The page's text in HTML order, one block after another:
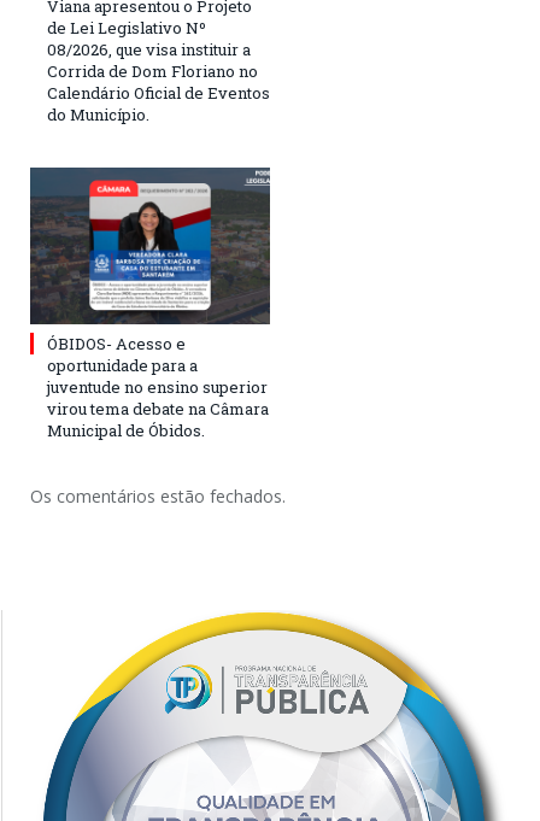
Viana apresentou o Projeto
de Lei Legislativo Nº
08/2026, que visa instituir a
Corrida de Dom Floriano no
Calendário Oficial de Eventos
do Município.
ÓBIDOS- Acesso e
oportunidade para a
juventude no ensino superior
virou tema debate na Câmara
Municipal de Óbidos.
Os comentários estão fechados.